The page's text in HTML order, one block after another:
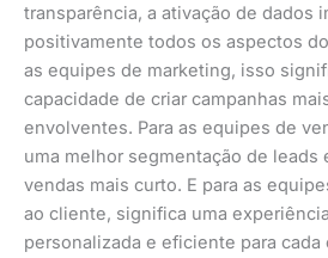
transparência, a ativação de dados
positivamente todos os aspectos
as equipes de marketing, isso
capacidade de criar campanhas
envolventes. Para as equipes de
uma melhor segmentação de leads
vendas mais curto. E para as
ao cliente, significa uma
personalizada e eficiente para cada